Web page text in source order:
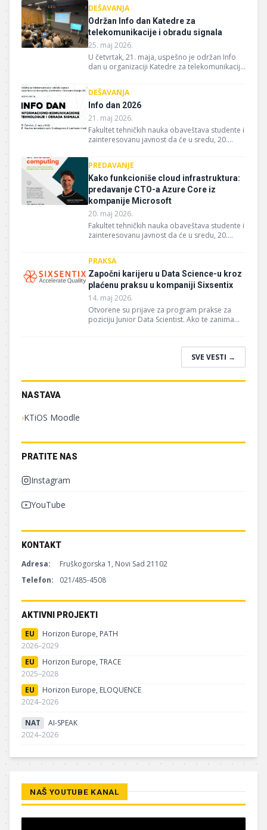
DEŠAVANJA
Održan Info dan Katedre za
telekomunikacije i obradu signala
25. maj 2026.
U četvrtak, 21. maja, uspešno je održan Info
dan u organizaciji Katedre za telekomunikacije
izuzetno veliki broj studenata različitih godina,
smerova i stepena studija, koji su prepoznali
značaj...
DEŠAVANJA
Info dan 2026
21. maj 2026.
Fakultet tehničkih nauka obaveštava studente i
zainteresovanu javnost da će u sredu, 20.
PREDAVANJE
Kako funkcioniše cloud infrastruktura:
predavanje CTO-a Azure Core iz
kompanije Microsoft
20. maj 2026.
Fakultet tehničkih nauka obaveštava studente i
zainteresovanu javnost da će u sredu, 20.
PRAKSA
Započni karijeru u Data Science-u kroz
plaćenu praksu u kompaniji Sixsentix
14. maj 2026.
Otvorene su prijave za program prakse za
poziciju Junior Data Scientist. Ako te zanima
SVE VESTI →
NASTAVA
›KTiOS Moodle
PRATITE NAS
Instagram
YouTube
KONTAKT
Adresa:
Fruškogorska 1, Novi Sad 21102
Telefon:
021/485-4508
AKTIVNI PROJEKTI
EU
Horizon Europe, PATH
2026–2029
EU
Horizon Europe, TRACE
2025–2028
EU
Horizon Europe, ELOQUENCE
2024–2026
NAT
AI-SPEAK
2024–2026
NAŠ YOUTUBE KANAL